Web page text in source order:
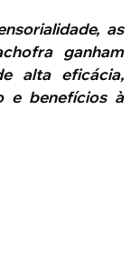
as
ganham
alta eficácia,
e benefícios à